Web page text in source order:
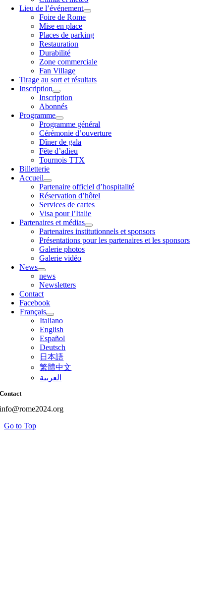
Lieu de l’événement
Foire de Rome
Mise en place
Places de parking
Restauration
Durabilité
Zone commerciale
Fan Village
Tirage au sort et résultats
Inscription
Inscription
Abonnés
Programme
Programme général
Cérémonie d’ouverture
Dîner de gala
Fête d’adieu
Tournois TTX
Billetterie
Accueil
Partenaire officiel d’hospitalité
Réservation d’hôtel
Services de cartes
Visa pour l’Italie
Partenaires et médias
Partenaires institutionnels et sponsors
Présentations pour les partenaires et les sponsors
Galerie photos
Galerie vidéo
News
news
Newsletters
Contact
Facebook
Français
Italiano
English
Español
Deutsch
日本語
繁體中文
العربية
Contact
info@rome2024.org
Go to Top